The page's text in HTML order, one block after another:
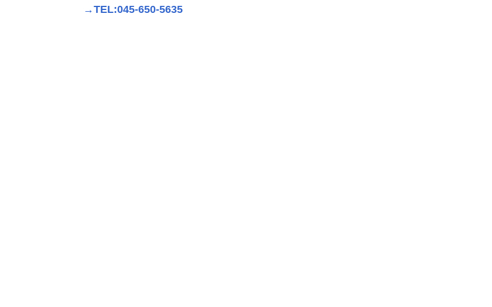
→TEL:045-650-5635